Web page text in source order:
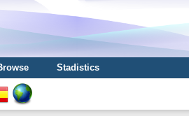
Stadistics